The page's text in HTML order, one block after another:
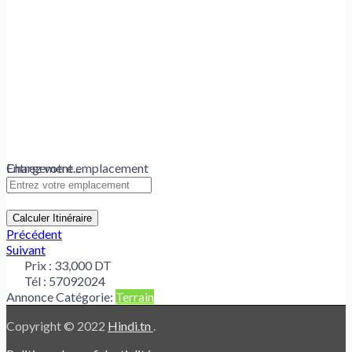
Chargement...
Entrez votre emplacement
Calculer Itinéraire
Précédent
Suivant
Prix : 33,000 DT
Tél : 57092024
Annonce Catégorie: Terrain
Copyright © 2022 Hindi.tn .